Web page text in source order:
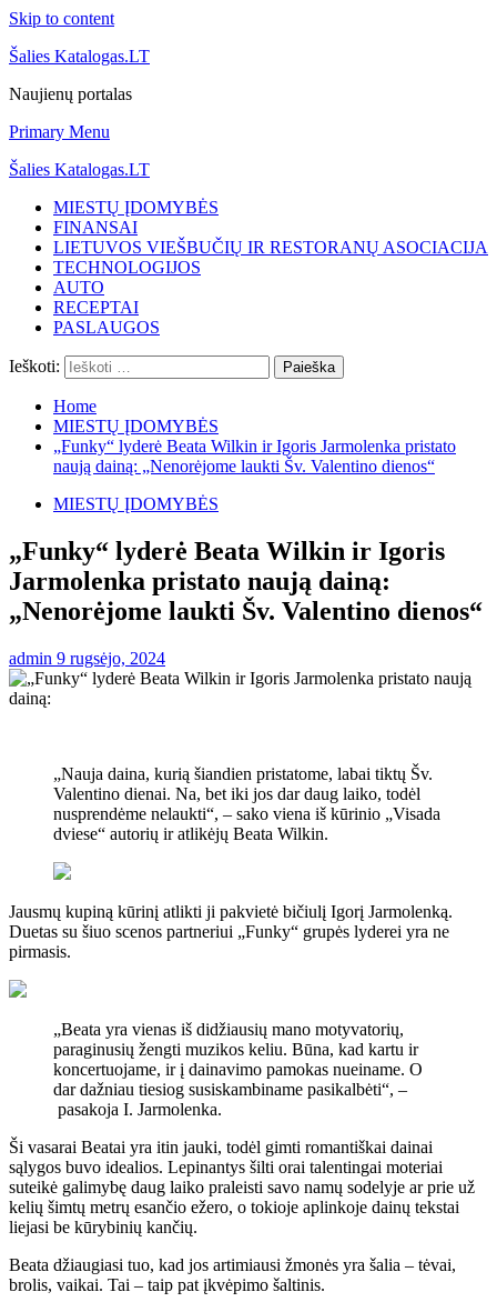
Skip to content
Šalies Katalogas.LT
Naujienų portalas
Primary Menu
Šalies Katalogas.LT
MIESTŲ ĮDOMYBĖS
FINANSAI
LIETUVOS VIEŠBUČIŲ IR RESTORANŲ ASOCIACIJA
TECHNOLOGIJOS
AUTO
RECEPTAI
PASLAUGOS
Ieškoti:
Home
MIESTŲ ĮDOMYBĖS
„Funky“ lyderė Beata Wilkin ir Igoris Jarmolenka pristato
naują dainą: „Nenorėjome laukti Šv. Valentino dienos“
MIESTŲ ĮDOMYBĖS
„Funky“ lyderė Beata Wilkin ir Igoris
Jarmolenka pristato naują dainą:
„Nenorėjome laukti Šv. Valentino dienos“
admin 9 rugsėjo, 2024
„Nauja daina, kurią šiandien pristatome, labai tiktų Šv.
Valentino dienai. Na, bet iki jos dar daug laiko, todėl
nusprendėme nelaukti“, – sako viena iš kūrinio „Visada
dviese“ autorių ir atlikėjų Beata Wilkin.
Jausmų kupiną kūrinį atlikti ji pakvietė bičiulį Igorį Jarmolenką.
Duetas su šiuo scenos partneriui „Funky“ grupės lyderei yra ne
pirmasis.
„Beata yra vienas iš didžiausių mano motyvatorių,
paraginusių žengti muzikos keliu. Būna, kad kartu ir
koncertuojame, ir į dainavimo pamokas nueiname. O
dar dažniau tiesiog susiskambiname pasikalbėti“, –
pasakoja I. Jarmolenka.
Ši vasarai Beatai yra itin jauki, todėl gimti romantiškai dainai
sąlygos buvo idealios. Lepinantys šilti orai talentingai moteriai
suteikė galimybę daug laiko praleisti savo namų sodelyje ar prie už
kelių šimtų metrų esančio ežero, o tokioje aplinkoje dainų tekstai
liejasi be kūrybinių kančių.
Beata džiaugiasi tuo, kad jos artimiausi žmonės yra šalia – tėvai,
brolis, vaikai. Tai – taip pat įkvėpimo šaltinis.